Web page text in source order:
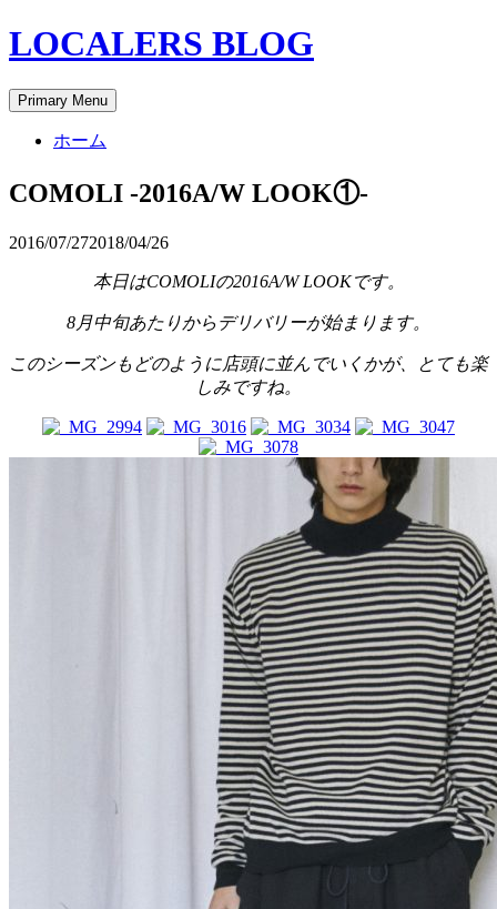
Skip
to
LOCALERS BLOG
Primary Menu
ホーム
COMOLI -2016A/W LOOK①-
2016/07/272018/04/26
本日はCOMOLIの2016A/W LOOKです。
8月中旬あたりからデリバリーが始まります。
このシーズンもどのように店頭に並んでいくかが、とても楽
しみですね。